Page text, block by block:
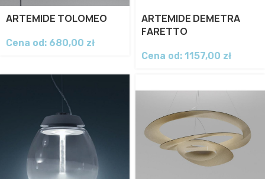
ARTEMIDE TOLOMEO
Cena od: 680,00 zł
ARTEMIDE DEMETRA
FARETTO
Cena od: 1157,00 zł